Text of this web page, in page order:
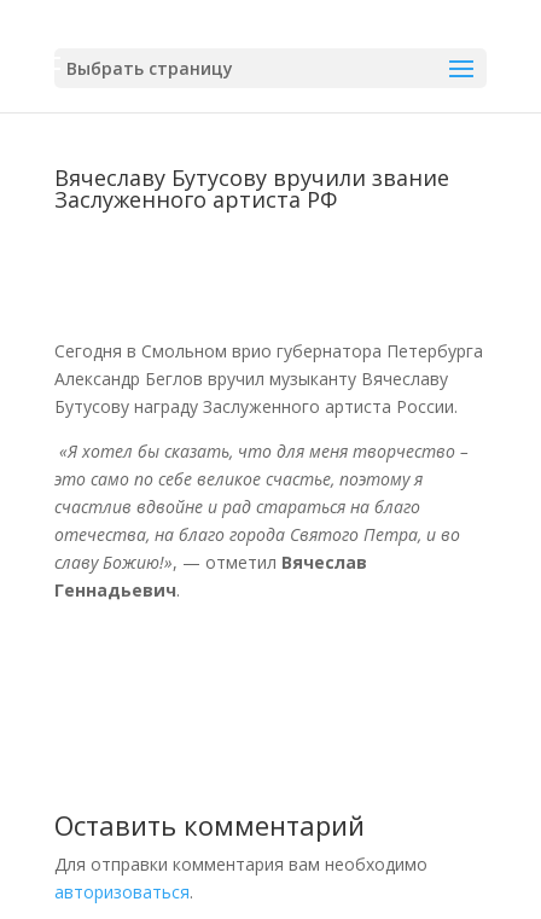
Выбрать страницу
Вячеславу Бутусову вручили звание
Заслуженного артиста РФ
Сегодня в Смольном врио губернатора Петербурга
Александр Беглов вручил музыканту Вячеславу
Бутусову награду Заслуженного артиста России.
«Я хотел бы сказать, что для меня творчество –
это само по себе великое счастье, поэтому я
счастлив вдвойне и рад стараться на благо
отечества, на благо города Святого Петра, и во
славу Божию!», — отметил Вячеслав
Геннадьевич.
Оставить комментарий
Для отправки комментария вам необходимо
авторизоваться.